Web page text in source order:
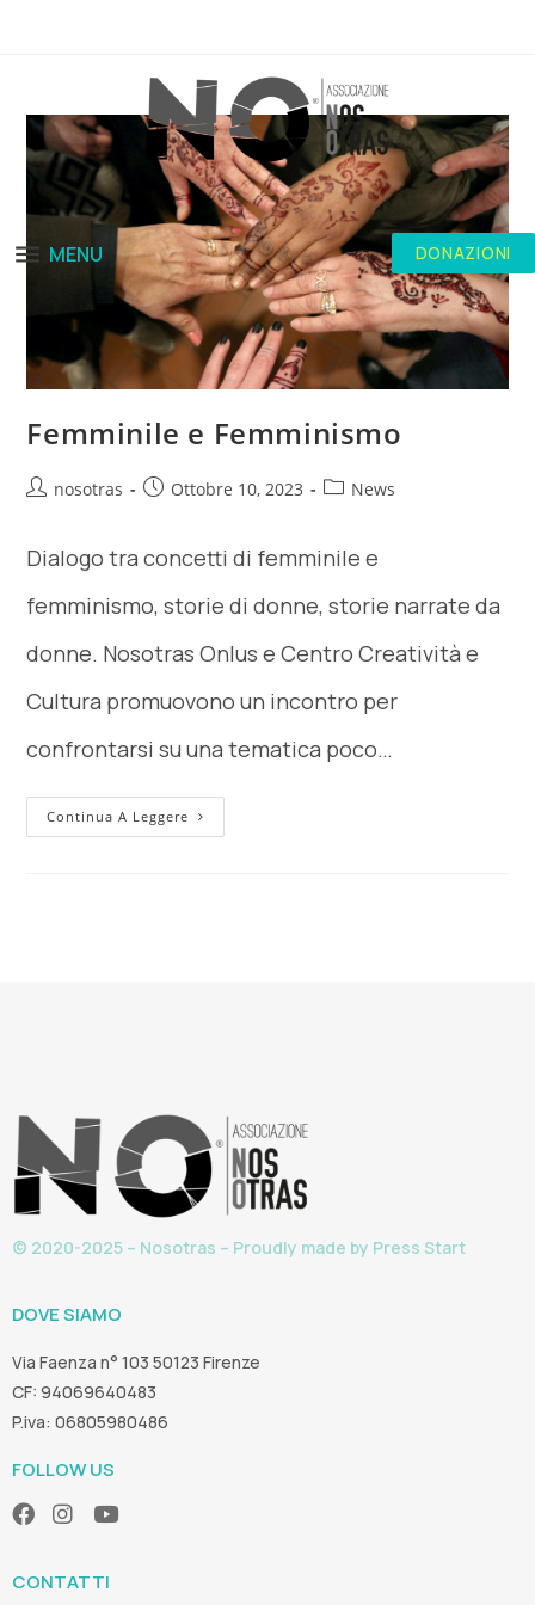
MENU DONAZIONI
Femminile e Femminismo
nosotras Ottobre 10, 2023 News
Dialogo tra concetti di femminile e
femminismo, storie di donne, storie narrate da
donne. Nosotras Onlus e Centro Creatività e
Cultura promuovono un incontro per
confrontarsi su una tematica poco…
Continua A Leggere
© 2020-2025 – Nosotras – Proudly made by Press Start
DOVE SIAMO
Via Faenza n° 103 50123 Firenze
CF: 94069640483
P.iva: 06805980486
FOLLOW US
CONTATTI